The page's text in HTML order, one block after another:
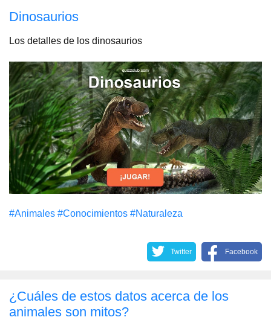
Dinosaurios
Los detalles de los dinosaurios
#Animales #Conocimientos #Naturaleza
Twitter Facebook
¿Cuáles de estos datos acerca de los
animales son mitos?